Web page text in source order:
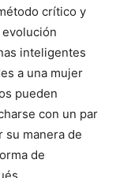
crítico y
inteligentes
a una mujer
pueden
con un par
su manera de
de